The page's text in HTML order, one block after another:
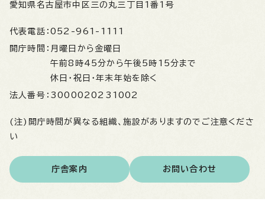
愛知県名古屋市中区三の丸三丁目1番1号
代表電話： 052-961-1111
開庁時間： 月曜日から金曜日
午前8時45分から午後5時15分まで
休日・祝日・年末年始を除く
法人番号： 3000020231002
(注)開庁時間が異なる組織、施設がありますのでご注意くださ
い
庁舎案内 お問い合わせ